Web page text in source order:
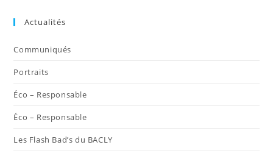
un
nouvel
nouvel
Actualités
Communiqués
Portraits
Éco – Responsable
Éco – Responsable
Les Flash Bad’s du BACLY